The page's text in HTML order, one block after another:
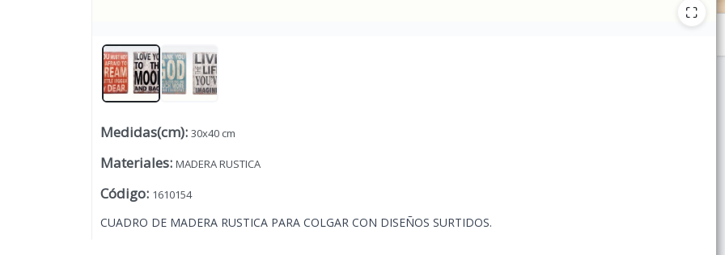
Medidas(cm): 30x40 cm
Materiales: MADERA RUSTICA
Código: 1610154
CUADRO DE MADERA RUSTICA PARA COLGAR CON DISEÑOS SURTIDOS.
Lista vacía